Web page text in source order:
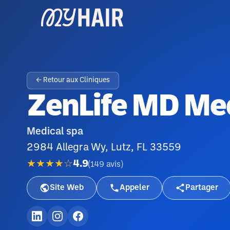
← Retour aux Cliniques
ZenLife MD
Medical spa
2984 Allegra Wy, Lutz, FL 33559
★★★★☆4.9(149 avis )
Site Web Appeler Partager